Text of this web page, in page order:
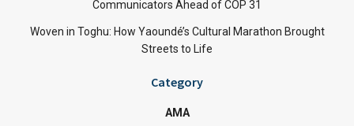
Communicators Ahead of COP 31
Woven in Toghu: How Yaoundé’s Cultural Marathon Brought
Streets to Life
Category
AMA